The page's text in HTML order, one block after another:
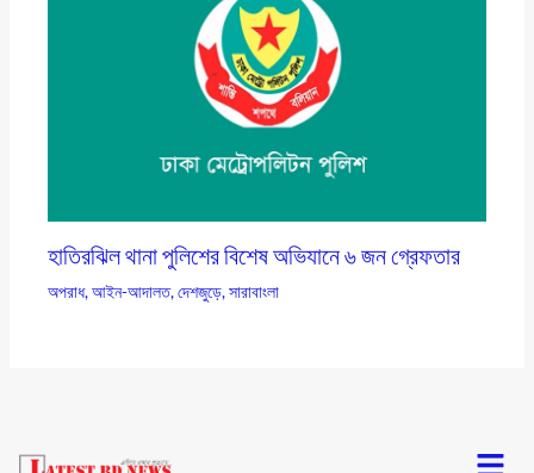
হাতিরঝিল থানা পুলিশের বিশেষ অভিযানে ৬ জন গ্রেফতার
অপরাধ,আইন-আদালত,দেশজুড়ে,সারাবাংলা
Menu